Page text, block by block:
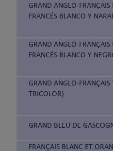
GRAND ANGLO-
FRANCÉS BLANCO Y
GRAND ANGLO-
FRANCÉS BLANCO Y
GRAND ANGLO-
TRICOLOR)
GRAND BLEU DE
FRANÇAIS BLANC ET